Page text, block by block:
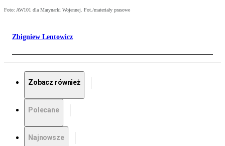
Foto: AW101 dla Marynarki Wojennej. Fot./materiały prasowe
Zbigniew Lentowicz
Zobacz również
Polecane
Najnowsze